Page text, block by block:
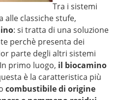
Tra i sistemi
classiche stufe,
: si tratta di una soluzione
perchè presenta dei
parte degli altri sistemi
primo luogo, il biocamino
è la caratteristica più
combustibile di origine